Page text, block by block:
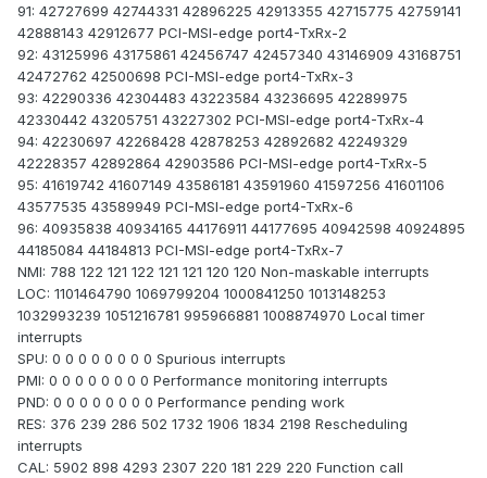
91: 42727699 42744331 42896225 42913355 42715775 42759141
42888143 42912677 PCI-MSI-edge port4-TxRx-2
92: 43125996 43175861 42456747 42457340 43146909 43168751
42472762 42500698 PCI-MSI-edge port4-TxRx-3
93: 42290336 42304483 43223584 43236695 42289975
42330442 43205751 43227302 PCI-MSI-edge port4-TxRx-4
94: 42230697 42268428 42878253 42892682 42249329
42228357 42892864 42903586 PCI-MSI-edge port4-TxRx-5
95: 41619742 41607149 43586181 43591960 41597256 41601106
43577535 43589949 PCI-MSI-edge port4-TxRx-6
96: 40935838 40934165 44176911 44177695 40942598 40924895
44185084 44184813 PCI-MSI-edge port4-TxRx-7
NMI: 788 122 121 122 121 121 120 120 Non-maskable interrupts
LOC: 1101464790 1069799204 1000841250 1013148253
1032993239 1051216781 995966881 1008874970 Local timer
interrupts
SPU: 0 0 0 0 0 0 0 0 Spurious interrupts
PMI: 0 0 0 0 0 0 0 0 Performance monitoring interrupts
PND: 0 0 0 0 0 0 0 0 Performance pending work
RES: 376 239 286 502 1732 1906 1834 2198 Rescheduling
interrupts
CAL: 5902 898 4293 2307 220 181 229 220 Function call